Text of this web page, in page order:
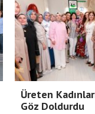
Üreten
Göz Doldurdu